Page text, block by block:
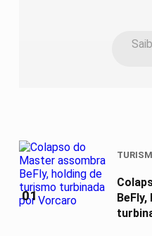
01